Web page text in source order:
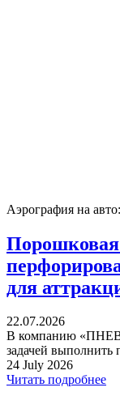
Аэрография на
Порошковая
для
22.07.2026
В компанию
задачей выполнить
24 July 2026
Читать подробнее